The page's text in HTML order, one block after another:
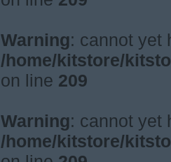
Warning: cannot yet
/home/kitstore/
on line 209
Warning: cannot yet
/home/kitstore/